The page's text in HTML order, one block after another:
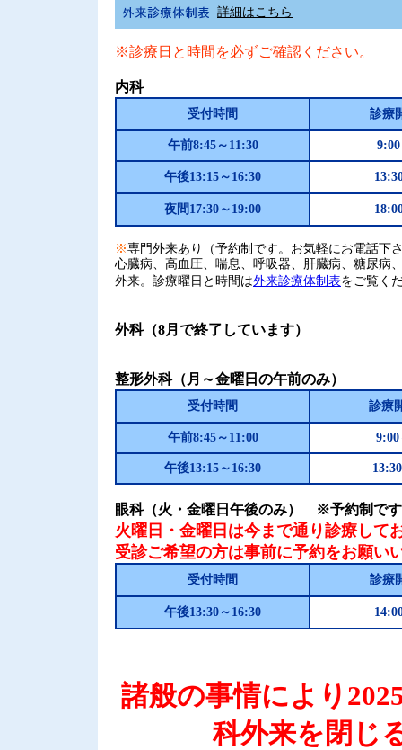
詳細はこちら
※診療日と時間を必ずご確認ください。
内科
受付時間 診療
午前8:45～11:30
午後13:15～16:30
夜間17:30～19:00
※専門外来あり（予約制です。お気軽にお電話下
心臓病、高血圧、喘息、呼吸器、肝臓病、糖尿病
外来。診療曜日と時間は外来診療体制表をご覧く
外科（8月で終了しています）
整形外科（月～金曜日の午前のみ）
受付時間 診療
午前8:45～11:00 9:00
午後13:15～16:30
眼科（火・金曜日午後のみ） ※予約制で
火曜日・金曜日は今まで通り診療して
受診ご希望の方は事前に予約をお願い
受付時間 診療
午後13:30～16:30
諸般の事情により
科外来を閉じ